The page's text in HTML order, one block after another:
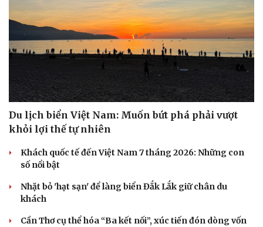
Du lịch
Tư vấn
Săn Tour
Podcast
Câu chuyện thời sự
Kể chuyện cho bé
Du lịch biển Việt Nam: Muốn bứt phá phải vượt
khỏi lợi thế tự nhiên
Khách quốc tế đến Việt Nam 7 tháng 2026: Những con
số nổi bật
Nhặt bỏ 'hạt sạn' để làng biển Đắk Lắk giữ chân du
khách
Cần Thơ cụ thể hóa “Ba kết nối”, xúc tiến đón dòng vốn